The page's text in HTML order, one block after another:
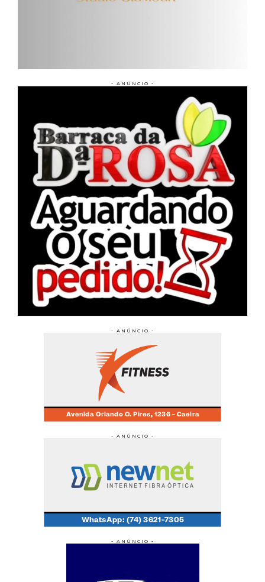
- ANÚNCIO -
- ANÚNCIO -
- ANÚNCIO -
- ANÚNCIO -